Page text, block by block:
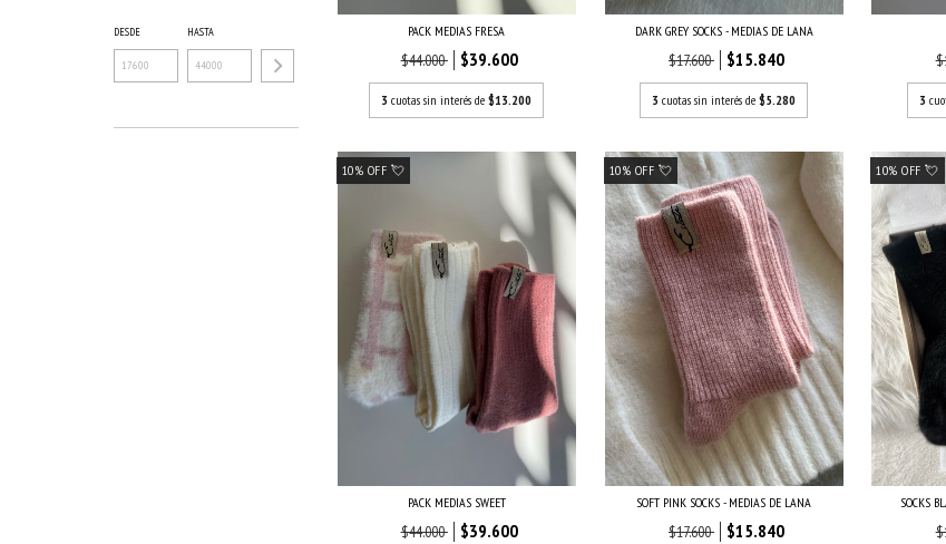
DESDE HASTA PACK MEDIAS FRESA
$44.000 $39.600
3 cuotas sin interés de$13.200
DARK GREY SOCKS - MEDIAS DE LANA
$17.600 $15.840
3 cuotas sin interés de$5.280 3
10% OFF 💘
PACK MEDIAS SWEET
$44.000 $39.600
10% OFF 💘
SOFT PINK SOCKS - MEDIAS DE LANA
$17.600 $15.840
10% OFF 💘
SOCKS